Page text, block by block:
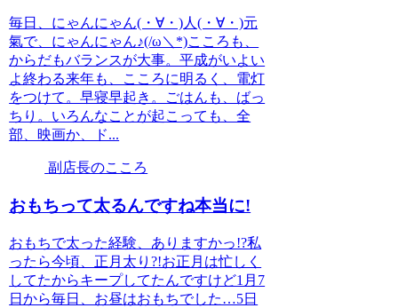
毎日、にゃんにゃん(・∀・)人(・∀・)元
氣で、にゃんにゃん♪(/ω＼*)こころも、
からだもバランスが大事。平成がいよい
よ終わる来年も、こころに明るく、電灯
をつけて。早寝早起き。ごはんも、ばっ
ちり。いろんなことが起こっても、全
部、映画か、ド...
副店長のこころ
おもちって太るんですね本当に!
おもちで太った経験、ありますかっ!?私
ったら今頃、正月太り?!お正月は忙しく
してたからキープしてたんですけど1月7
日から毎日、お昼はおもちでした…5日